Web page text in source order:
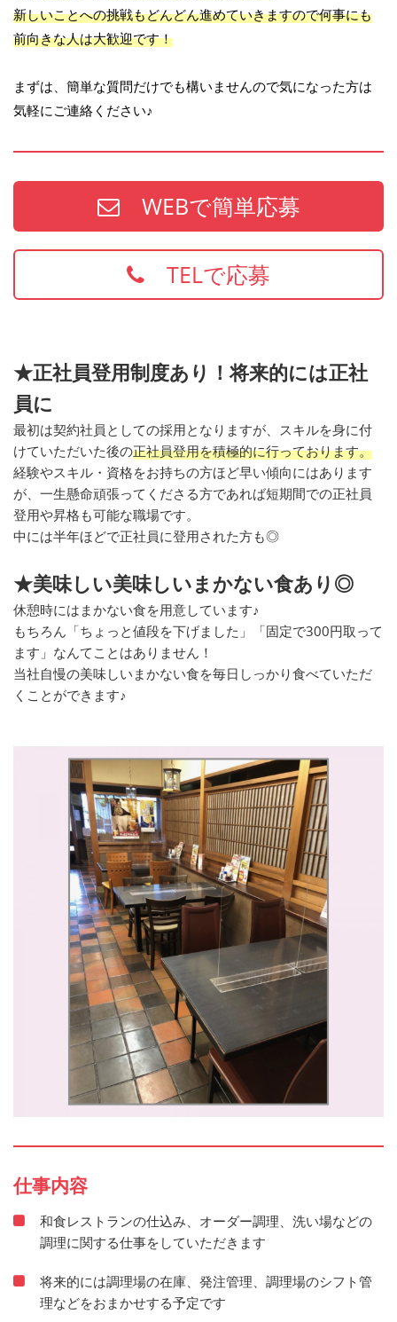
新しいことへの挑戦もどんどん進めていきますので何事にも
前向きな人は大歓迎です！
まずは、簡単な質問だけでも構いませんので気になった方は
気軽にご連絡ください♪
WEBで簡単応募
TELで応募
★正社員登用制度あり！将来的には正社
員に
最初は契約社員としての採用となりますが、スキルを身に付
けていただいた後の正社員登用を積極的に行っております。
経験やスキル・資格をお持ちの方ほど早い傾向にはあります
が、一生懸命頑張ってくださる方であれば短期間での正社員
登用や昇格も可能な職場です。
中には半年ほどで正社員に登用された方も◎
★美味しい美味しいまかない食あり◎
休憩時にはまかない食を用意しています♪
もちろん「ちょっと値段を下げました」「固定で300円取って
ます」なんてことはありません！
当社自慢の美味しいまかない食を毎日しっかり食べていただ
くことができます♪
仕事内容
和食レストランの仕込み、オーダー調理、洗い場などの
調理に関する仕事をしていただきます
将来的には調理場の在庫、発注管理、調理場のシフト管
理などをおまかせする予定です